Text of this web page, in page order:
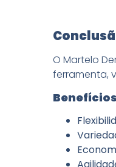
O Martelo
ferramenta,